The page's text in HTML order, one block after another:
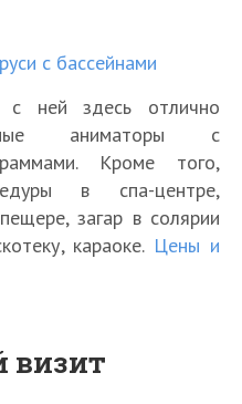
с бассейнами
с ней здесь отлично
аниматоры с
Кроме того,
в спа-центре,
загар в солярии
караоке.Цены и
визит